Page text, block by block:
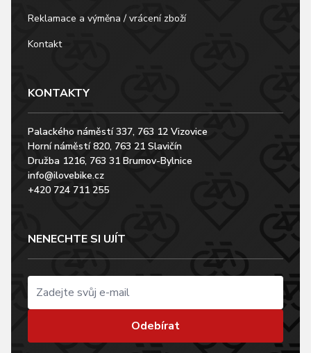
Reklamace a výměna / vrácení zboží
Kontakt
KONTAKTY
Palackého náměstí 337, 763 12 Vizovice
Horní náměstí 820, 763 21 Slavičín
Družba 1216, 763 31 Brumov-Bylnice
info@ilovebike.cz
+420 724 711 255
NENECHTE SI UJÍT
Odebírat